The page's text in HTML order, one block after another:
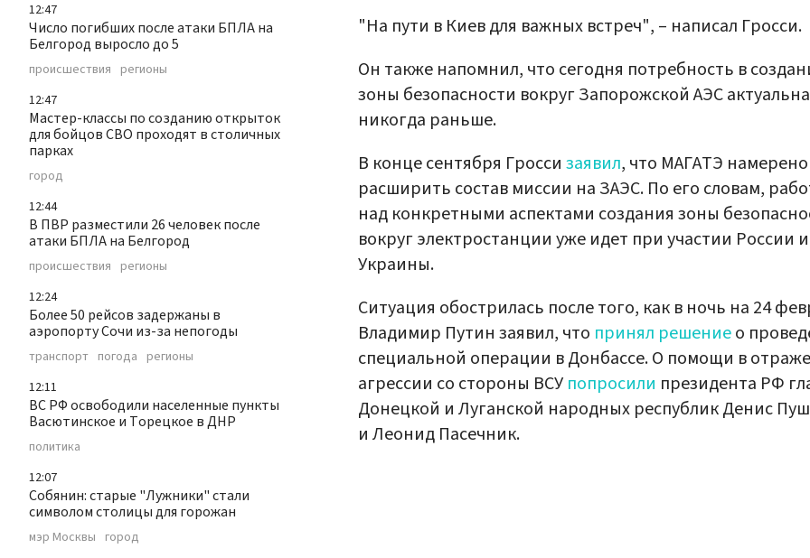
12:47
Число погибших после атаки БПЛА на
Белгород выросло до 5
происшествия регионы
12:47
Мастер-классы по созданию открыток
для бойцов СВО проходят в столичных
парках
город
12:44
В ПВР разместили 26 человек после
атаки БПЛА на Белгород
происшествия регионы
12:24
Более 50 рейсов задержаны в
аэропорту Сочи из-за непогоды
транспорт погода регионы
12:11
ВС РФ освободили населенные пункты
Васютинское и Торецкое в ДНР
политика
12:07
Собянин: старые "Лужники" стали
символом столицы для горожан
мэр Москвы город
"На пути в Киев для важных встреч", – написал Гросси.
Он также напомнил, что сегодня потребность в
зоны безопасности вокруг Запорожской АЭС
никогда раньше.
В конце сентября Гросси заявил, что МАГАТЭ намерено
расширить состав миссии на ЗАЭС. По его словам,
над конкретными аспектами создания зоны
вокруг электростанции уже идет при участии России и
Украины.
Ситуация обострилась после того, как в ночь на 24
Владимир Путин заявил, что принял решениео
специальной операции в Донбассе. О помощи в
агрессии со стороны ВСУ попросили президента РФ
Донецкой и Луганской народных республик Денис
и Леонид Пасечник.